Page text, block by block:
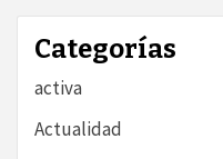
Categorías
activa
Actualidad